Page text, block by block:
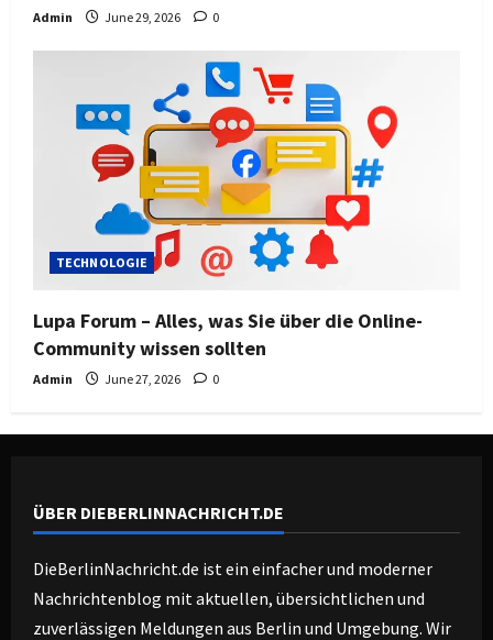
Admin June 29, 2026 0
TECHNOLOGIE
Lupa Forum – Alles, was Sie über die Online-
Community wissen sollten
Admin June 27, 2026 0
ÜBER DIEBERLINNACHRICHT.DE
DieBerlinNachricht.de ist ein einfacher und moderner
Nachrichtenblog mit aktuellen, übersichtlichen und
zuverlässigen Meldungen aus Berlin und Umgebung. Wir